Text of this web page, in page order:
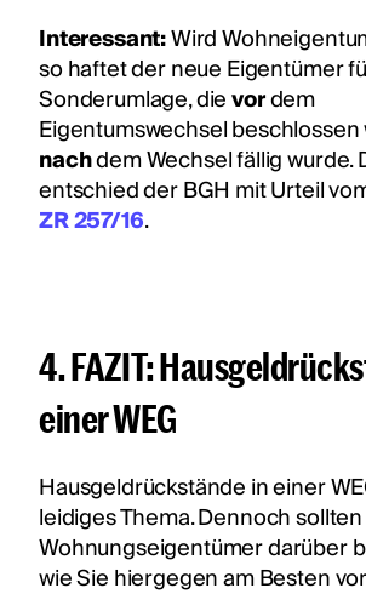
Interessant:Wird
so haftet der neue Eigentümer
Sonderumlage, dievordem
Eigentumswechsel beschlossen
nachdem Wechsel fällig wurde.
entschied der BGH mit Urteil
ZR 257/16.
4. FAZIT:
einer WEG
Hausgeldrückstände in einer
leidiges Thema. Dennoch
Wohnungseigentümer darüber
wie Sie hiergegen am Besten